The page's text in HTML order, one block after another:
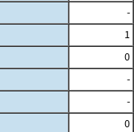
-
1
0
-
-
0